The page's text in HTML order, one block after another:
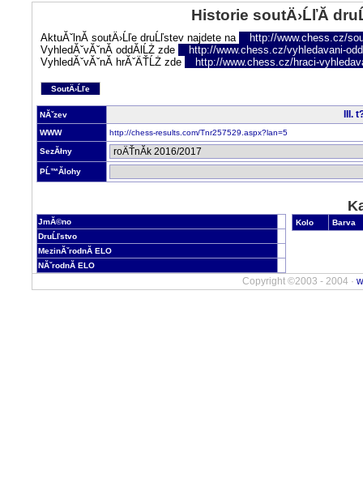
Historie soutÄ›ĹľĂ­
AktuĂˇlnĂ­ soutÄ›Ĺľe druĹľstev najdete na
http://www.chess.cz/
VyhledĂˇvĂˇnĂ­ oddĂ­lĹŻ zde
http://www.chess.cz/vyhledavani-
VyhledĂˇvĂˇnĂ­ hrĂˇÄŤĹŻ zde
http://www.chess.cz/hraci-
SoutÄ›Ĺľe
NĂˇzev III.
WWW http://chess-results.com/Tnr257529.aspx?lan=5
SezĂłny
PĹ™Ă­lohy
JmĂ©no
DruĹľstvo
MezinĂˇrodnĂ­ ELO
NĂˇrodnĂ­ ELO
Kolo Barva
Copyright ©2003 - 2004 ·